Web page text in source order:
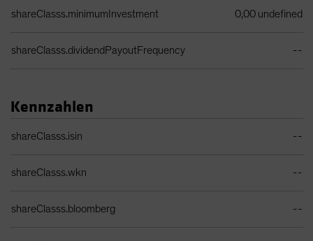
shareClasss.minimumInvestment 0,00 undefined
shareClasss.dividendPayoutFrequency --
Kennzahlen
shareClasss.isin --
shareClasss.wkn --
shareClasss.bloomberg --